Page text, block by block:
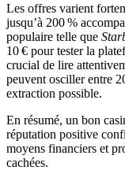
Les offres varient
jusqu’à 200 %
populaire telle que
10 € pour tester la
crucial de lire
peuvent osciller entre
extraction possible.
En résumé, un bon
réputation positive
moyens financiers et
cachées.